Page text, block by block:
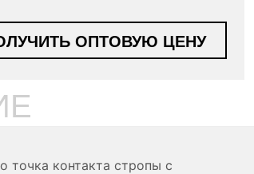
ОПТОВУЮ ЦЕНУ
точка контакта стропы с